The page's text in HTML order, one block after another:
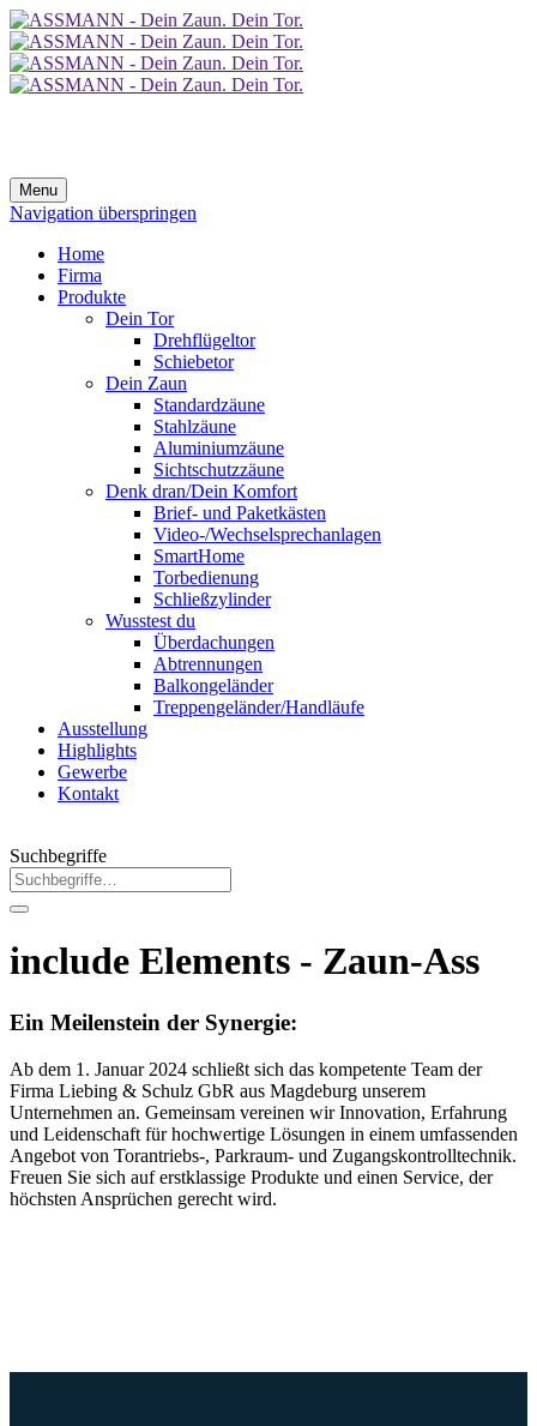
Menu
Navigation überspringen
Home
Firma
Produkte
Dein Tor
Drehflügeltor
Schiebetor
Dein Zaun
Standardzäune
Stahlzäune
Aluminiumzäune
Sichtschutzzäune
Denk dran/Dein Komfort
Brief- und Paketkästen
Video-/Wechselsprechanlagen
SmartHome
Torbedienung
Schließzylinder
Wusstest du
Überdachungen
Abtrennungen
Balkongeländer
Treppengeländer/Handläufe
Ausstellung
Highlights
Gewerbe
Kontakt
Suchbegriffe
include Elements - Zaun-Ass
Ein Meilenstein der Synergie:
Ab dem 1. Januar 2024 schließt sich das kompetente Team der
Firma Liebing & Schulz GbR aus Magdeburg unserem
Unternehmen an. Gemeinsam vereinen wir Innovation, Erfahrung
und Leidenschaft für hochwertige Lösungen in einem umfassenden
Angebot von Torantriebs-, Parkraum- und Zugangskontrolltechnik.
Freuen Sie sich auf erstklassige Produkte und einen Service, der
höchsten Ansprüchen gerecht wird.